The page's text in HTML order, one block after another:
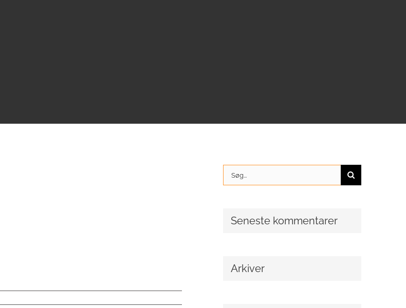
efter:
Seneste kommentarer
Arkiver